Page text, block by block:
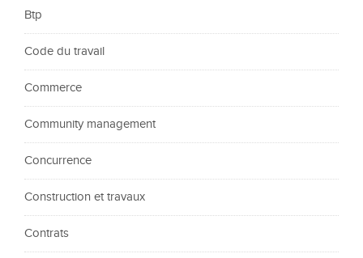
Btp
Code du travail
Commerce
Community management
Concurrence
Construction et travaux
Contrats